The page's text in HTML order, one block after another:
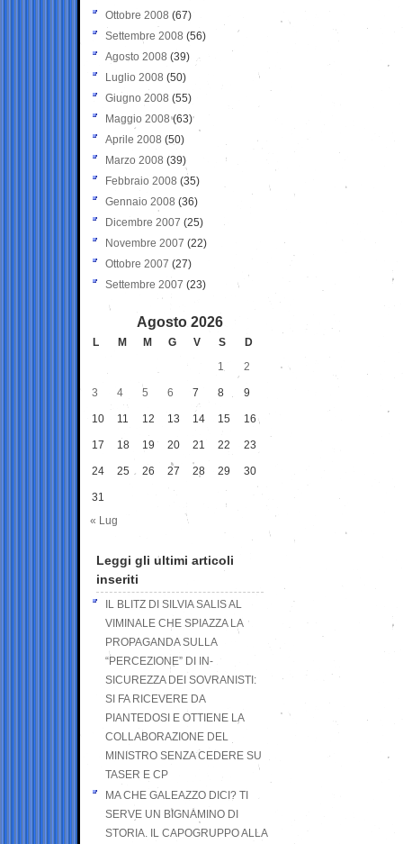
Ottobre 2008 (67)
Settembre 2008 (56)
Agosto 2008 (39)
Luglio 2008 (50)
Giugno 2008 (55)
Maggio 2008(63)
Aprile 2008 (50)
Marzo 2008 (39)
Febbraio 2008 (35)
Gennaio 2008 (36)
Dicembre 2007 (25)
Novembre 2007 (22)
Ottobre 2007 (27)
Settembre 2007 (23)
Agosto 2026
L M M G V S
D
1
2
3 4 5 6 7 8 9
10 11 12 13 14 15 16
17 18 19 20 21 22 23
24 25 26 27 28 29 30
31
« Lug
Leggi gli ultimi articoli
inseriti
IL BLITZ DI SILVIA SALIS AL
VIMINALE CHE SPIAZZA LA
PROPAGANDA SULLA
“PERCEZIONE” DI IN-
SICUREZZA DEI SOVRANISTI:
SI FA RICEVERE DA
PIANTEDOSI E OTTIENE LA
COLLABORAZIONE DEL
MINISTRO SENZA CEDERE SU
TASER E CP
MA CHE GALEAZZO DICI? TI
SERVE UN BIGNAMINO DI
STORIA. IL CAPOGRUPPO ALLA